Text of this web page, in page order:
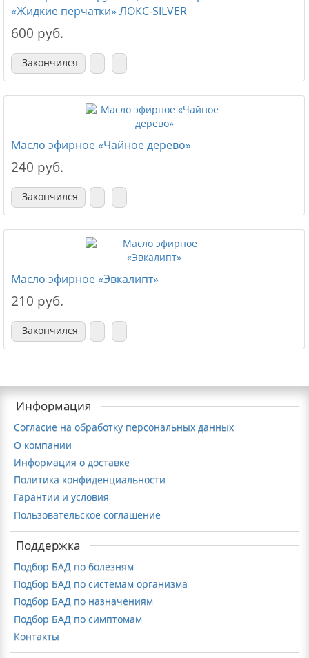
«Жидкие перчатки» ЛОКС-SILVER
600 руб.
Закончился
Масло эфирное «Чайное дерево»
240 руб.
Закончился
Масло эфирное «Эвкалипт»
210 руб.
Закончился
Информация
Согласие на обработку персональных данных
О компании
Информация о доставке
Политика конфиденциальности
Гарантии и условия
Пользовательское соглашение
Поддержка
Подбор БАД по болезням
Подбор БАД по системам организма
Подбор БАД по назначениям
Подбор БАД по симптомам
Контакты